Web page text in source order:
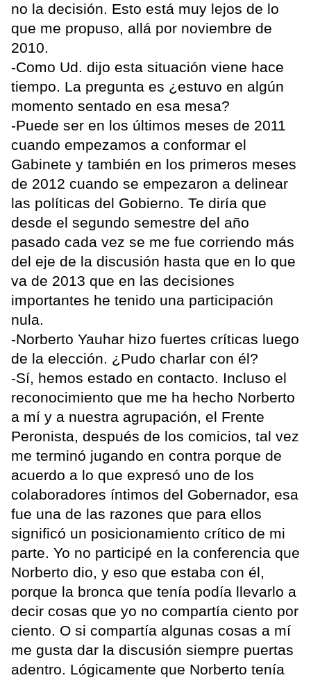
no la decisión. Esto está muy lejos de lo
que me propuso, allá por noviembre de
2010.
-Como Ud. dijo esta situación viene hace
tiempo. La pregunta es ¿estuvo en algún
momento sentado en esa mesa?
-Puede ser en los últimos meses de 2011
cuando empezamos a conformar el
Gabinete y también en los primeros meses
de 2012 cuando se empezaron a delinear
las políticas del Gobierno. Te diría que
desde el segundo semestre del año
pasado cada vez se me fue corriendo más
del eje de la discusión hasta que en lo que
va de 2013 que en las decisiones
importantes he tenido una participación
nula.
-Norberto Yauhar hizo fuertes críticas luego
de la elección. ¿Pudo charlar con él?
-Sí, hemos estado en contacto. Incluso el
reconocimiento que me ha hecho Norberto
a mí y a nuestra agrupación, el Frente
Peronista, después de los comicios, tal vez
me terminó jugando en contra porque de
acuerdo a lo que expresó uno de los
colaboradores íntimos del Gobernador, esa
fue una de las razones que para ellos
significó un posicionamiento crítico de mi
parte. Yo no participé en la conferencia que
Norberto dio, y eso que estaba con él,
porque la bronca que tenía podía llevarlo a
decir cosas que yo no compartía ciento por
ciento. O si compartía algunas cosas a mí
me gusta dar la discusión siempre puertas
adentro. Lógicamente que Norberto tenía